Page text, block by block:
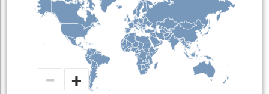
− +